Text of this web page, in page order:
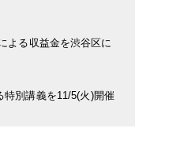
よる収益金を渋谷区に
特別講義を11/5(火)開催